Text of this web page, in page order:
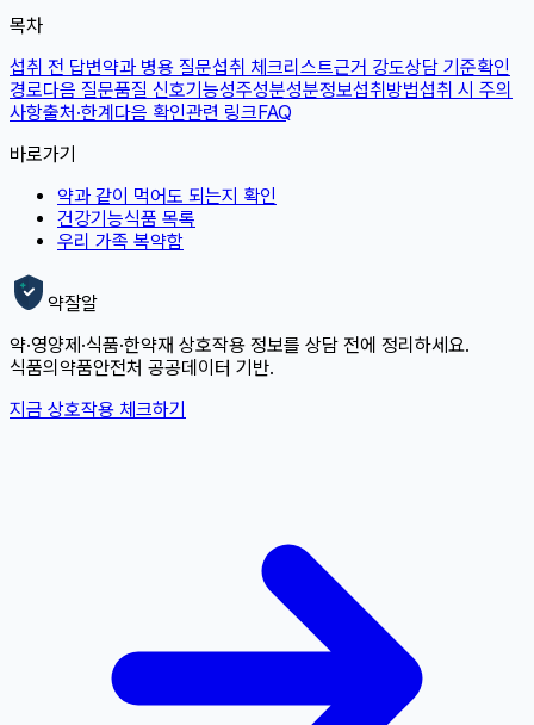
목차
섭취 전 답변약과 병용 질문섭취 체크리스트근거 강도상담 기준확인
경로다음 질문품질 신호기능성주성분성분정보섭취방법섭취 시 주의
사항출처·한계다음 확인관련 링크FAQ
바로가기
약과 같이 먹어도 되는지 확인
건강기능식품 목록
우리 가족 복약함
약잘알
약·영양제·식품·한약재 상호작용 정보를 상담 전에 정리하세요.
식품의약품안전처 공공데이터 기반.
지금 상호작용 체크하기